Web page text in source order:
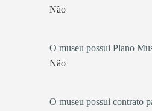
Não
O museu possui Plano
Não
O museu possui contrato